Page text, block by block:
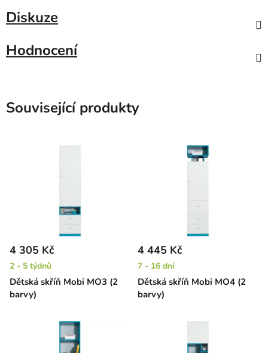
Diskuze
Hodnocení
Související produkty
Dětská skříň Mobi MO3 (2
barvy)
4 305 Kč
2 - 5 týdnů
Dětská skříň Mobi MO4 (2
barvy)
4 445 Kč
7 - 16 dní